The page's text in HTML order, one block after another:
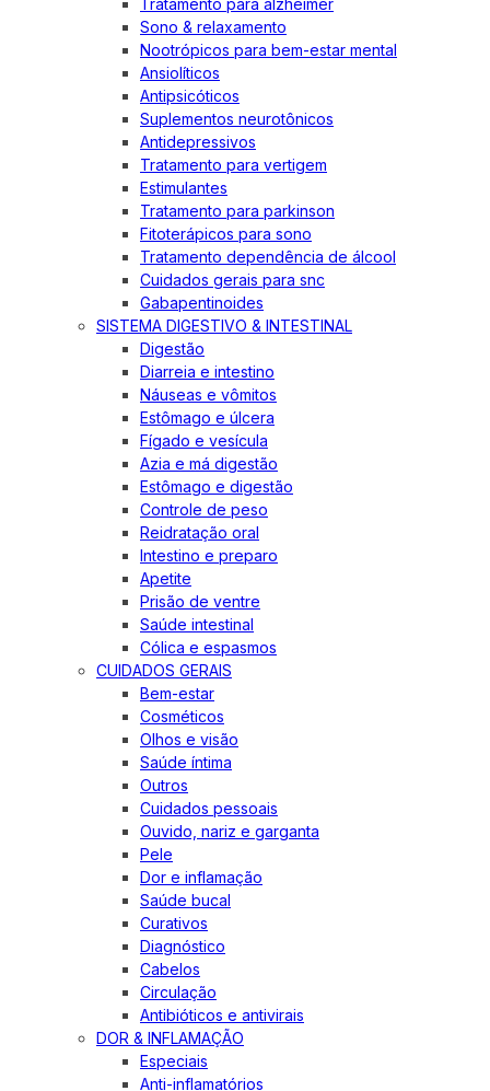
Tratamento para alzheimer
Sono & relaxamento
Nootrópicos para bem-estar mental
Ansiolíticos
Antipsicóticos
Suplementos neurotônicos
Antidepressivos
Tratamento para vertigem
Estimulantes
Tratamento para parkinson
Fitoterápicos para sono
Tratamento dependência de álcool
Cuidados gerais para snc
Gabapentinoides
SISTEMA DIGESTIVO & INTESTINAL
Digestão
Diarreia e intestino
Náuseas e vômitos
Estômago e úlcera
Fígado e vesícula
Azia e má digestão
Estômago e digestão
Controle de peso
Reidratação oral
Intestino e preparo
Apetite
Prisão de ventre
Saúde intestinal
Cólica e espasmos
CUIDADOS GERAIS
Bem-estar
Cosméticos
Olhos e visão
Saúde íntima
Outros
Cuidados pessoais
Ouvido, nariz e garganta
Pele
Dor e inflamação
Saúde bucal
Curativos
Diagnóstico
Cabelos
Circulação
Antibióticos e antivirais
DOR & INFLAMAÇÃO
Especiais
Anti-inflamatórios